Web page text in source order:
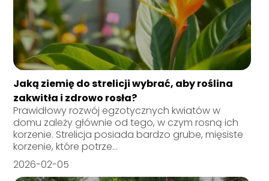
Jaką ziemię do strelicji wybrać, aby roślina
zakwitła i zdrowo rosła?
Prawidłowy rozwój egzotycznych kwiatów w
domu zależy głównie od tego, w czym rosną ich
korzenie. Strelicja posiada bardzo grube, mięsiste
korzenie, które potrze...
2026-02-05